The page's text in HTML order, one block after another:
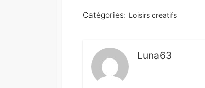
Catégories: Loisirs creatifs
Luna63